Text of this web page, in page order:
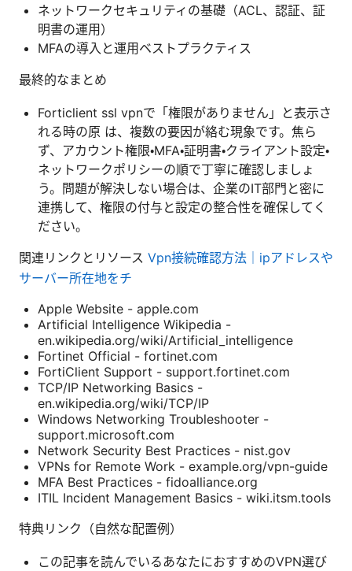
ネットワークセキュリティの基礎（ACL、認証、証
明書の運用）
MFAの導入と運用ベストプラクティス
最終的なまとめ
Forticlient ssl vpnで「権限がありません」と表示さ
れる時の原 は、複数の要因が絡む現象です。焦ら
ず、アカウント権限・MFA・証明書・クライアント設定・
ネットワークポリシーの順で丁寧に確認しましょ
う。問題が解決しない場合は、企業のIT部門と密に
連携して、権限の付与と設定の整合性を確保してく
ださい。
関連リンクとリソース Vpn接続確認方法｜ipアドレスや
サーバー所在地をチ
Apple Website - apple.com
Artificial Intelligence Wikipedia -
en.wikipedia.org/wiki/Artificial_intelligence
Fortinet Official - fortinet.com
FortiClient Support - support.fortinet.com
TCP/IP Networking Basics -
en.wikipedia.org/wiki/TCP/IP
Windows Networking Troubleshooter -
support.microsoft.com
Network Security Best Practices - nist.gov
VPNs for Remote Work - example.org/vpn-guide
MFA Best Practices - fidoalliance.org
ITIL Incident Management Basics - wiki.itsm.tools
特典リンク（自然な配置例）
この記事を読んでいるあなたにおすすめのVPN選び